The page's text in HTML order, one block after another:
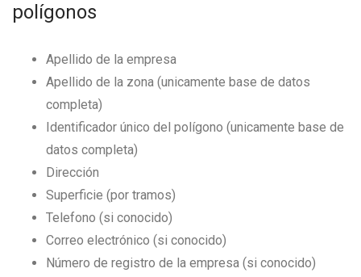
polígonos
Apellido de la empresa
Apellido de la zona (unicamente base de datos
completa)
Identificador único del polígono (unicamente base de
datos completa)
Dirección
Superficie (por tramos)
Telefono (si conocido)
Correo electrónico (si conocido)
Número de registro de la empresa (si conocido)